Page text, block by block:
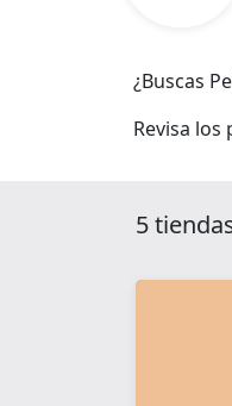
¿Buscas
Revisa los
5